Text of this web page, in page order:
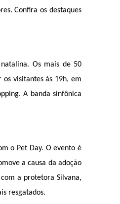
Confira os destaques
Os mais de 50
os visitantes às 19h, em
A banda sinfônica
o Pet Day. O evento é
a causa da adoção
a protetora Silvana,
resgatados.